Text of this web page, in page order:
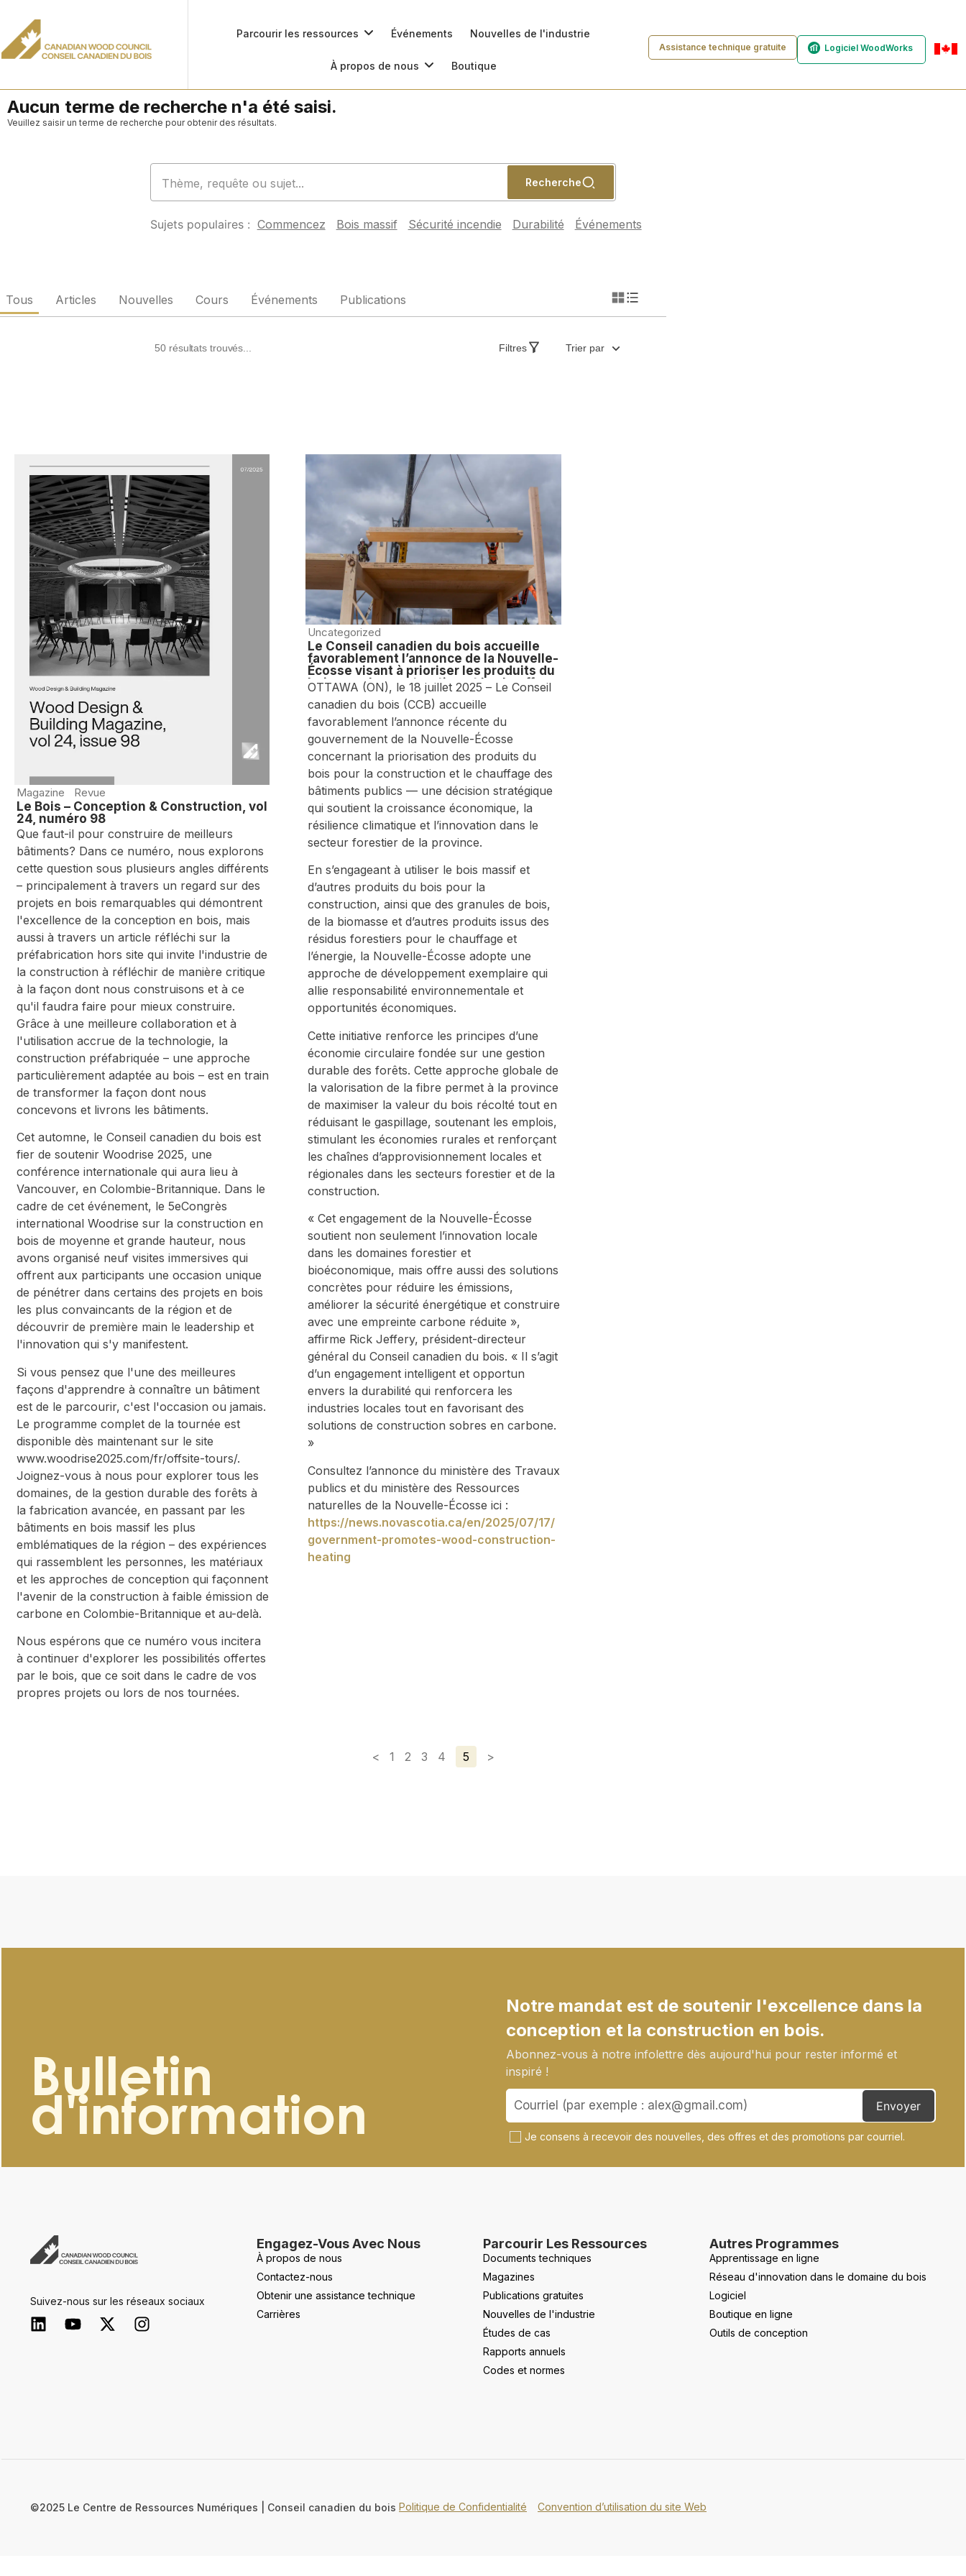
Parcourir les ressources Événements Nouvelles de l'industrie
À propos de nous Boutique
Assistance technique gratuite Logiciel WoodWorks
Aucun terme de recherche n'a été saisi.
Veuillez saisir un terme de recherche pour obtenir des résultats.
Recherche
Sujets populaires : Commencez Bois massif Sécurité incendie Durabilité Événements
Tous Articles Nouvelles Cours Événements Publications
50 résultats trouvés... Filtres Trier par
Magazine Revue
Le Bois – Conception & Construction, vol
24, numéro 98
Que faut-il pour construire de meilleurs
bâtiments? Dans ce numéro, nous explorons
cette question sous plusieurs angles différents
– principalement à travers un regard sur des
projets en bois remarquables qui démontrent
l'excellence de la conception en bois, mais
aussi à travers un article réfléchi sur la
préfabrication hors site qui invite l'industrie de
la construction à réfléchir de manière critique
à la façon dont nous construisons et à ce
qu'il faudra faire pour mieux construire.
Grâce à une meilleure collaboration et à
l'utilisation accrue de la technologie, la
construction préfabriquée – une approche
particulièrement adaptée au bois – est en train
de transformer la façon dont nous
concevons et livrons les bâtiments.
Cet automne, le Conseil canadien du bois est
fier de soutenir Woodrise 2025, une
conférence internationale qui aura lieu à
Vancouver, en Colombie-Britannique. Dans le
cadre de cet événement, le 5eCongrès
international Woodrise sur la construction en
bois de moyenne et grande hauteur, nous
avons organisé neuf visites immersives qui
offrent aux participants une occasion unique
de pénétrer dans certains des projets en bois
les plus convaincants de la région et de
découvrir de première main le leadership et
l'innovation qui s'y manifestent.
Si vous pensez que l'une des meilleures
façons d'apprendre à connaître un bâtiment
est de le parcourir, c'est l'occasion ou jamais.
Le programme complet de la tournée est
disponible dès maintenant sur le site
www.woodrise2025.com/fr/offsite-tours/.
Joignez-vous à nous pour explorer tous les
domaines, de la gestion durable des forêts à
la fabrication avancée, en passant par les
bâtiments en bois massif les plus
emblématiques de la région – des expériences
qui rassemblent les personnes, les matériaux
et les approches de conception qui façonnent
l'avenir de la construction à faible émission de
carbone en Colombie-Britannique et au-delà.
Nous espérons que ce numéro vous incitera
à continuer d'explorer les possibilités offertes
par le bois, que ce soit dans le cadre de vos
propres projets ou lors de nos tournées.
Uncategorized
Le Conseil canadien du bois accueille
favorablement l’annonce de la Nouvelle-
Écosse visant à prioriser les produits du
bois pour la construction et le chauffage
des bâtiments publics
OTTAWA (ON), le 18 juillet 2025 – Le Conseil
canadien du bois (CCB) accueille
favorablement l’annonce récente du
gouvernement de la Nouvelle-Écosse
concernant la priorisation des produits du
bois pour la construction et le chauffage des
bâtiments publics — une décision stratégique
qui soutient la croissance économique, la
résilience climatique et l’innovation dans le
secteur forestier de la province.
En s’engageant à utiliser le bois massif et
d’autres produits du bois pour la
construction, ainsi que des granules de bois,
de la biomasse et d’autres produits issus des
résidus forestiers pour le chauffage et
l’énergie, la Nouvelle-Écosse adopte une
approche de développement exemplaire qui
allie responsabilité environnementale et
opportunités économiques.
Cette initiative renforce les principes d’une
économie circulaire fondée sur une gestion
durable des forêts. Cette approche globale de
la valorisation de la fibre permet à la province
de maximiser la valeur du bois récolté tout en
réduisant le gaspillage, soutenant les emplois,
stimulant les économies rurales et renforçant
les chaînes d’approvisionnement locales et
régionales dans les secteurs forestier et de la
construction.
« Cet engagement de la Nouvelle-Écosse
soutient non seulement l’innovation locale
dans les domaines forestier et
bioéconomique, mais offre aussi des solutions
concrètes pour réduire les émissions,
améliorer la sécurité énergétique et construire
avec une empreinte carbone réduite »,
affirme Rick Jeffery, président-directeur
général du Conseil canadien du bois. « Il s’agit
d’un engagement intelligent et opportun
envers la durabilité qui renforcera les
industries locales tout en favorisant des
solutions de construction sobres en carbone.
»
Consultez l’annonce du ministère des Travaux
publics et du ministère des Ressources
naturelles de la Nouvelle-Écosse ici :
https://news.novascotia.ca/en/2025/07/17/
government-promotes-wood-construction-
heating
< 1 2 3 4 5 >
Bulletin
d'information
Notre mandat est de soutenir l'excellence dans la
conception et la construction en bois.
Abonnez-vous à notre infolettre dès aujourd'hui pour rester informé et
inspiré !
Je consens à recevoir des nouvelles, des offres et des promotions par courriel.
Envoyer
Suivez-nous sur les réseaux sociaux
Engagez-Vous Avec Nous
À propos de nous
Contactez-nous
Obtenir une assistance technique
Carrières
Parcourir Les Ressources
Documents techniques
Magazines
Publications gratuites
Nouvelles de l'industrie
Études de cas
Rapports annuels
Codes et normes
Autres Programmes
Apprentissage en ligne
Réseau d'innovation dans le domaine du bois
Logiciel
Boutique en ligne
Outils de conception
©2025 Le Centre de Ressources Numériques | Conseil canadien du bois Politique de Confidentialité Convention d’utilisation du site Web